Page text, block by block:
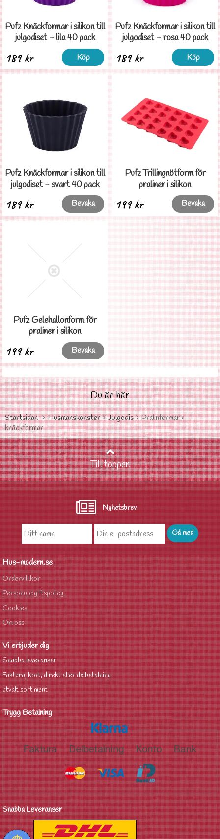
Pufz Knäckformar i silikon till
julgodiset - lila 40 pack
189 kr Köp
Pufz Knäckformar i silikon till
julgodiset - rosa 40 pack
189 kr Köp
Pufz Knäckformar i silikon till
julgodiset - svart 40 pack
189 kr Bevaka
Pufz Trillingnötform för
praliner i silikon
199 kr Bevaka
Pufz Gelehallonform för
praliner i silikon
199 kr Bevaka
Du är här
Startsidan Husmanskonster Julgodis
Pralinformar &
knäckformar
Till toppen
Nyhetsbrev
Hus-modern.se
Ordervilllkor
Personuppgiftspolicy
Cookies
Om oss
Vi erbjuder dig
Snabba leveranser
Faktura, kort, direkt eller delbetalning
utvalt sortiment
Trygg Betalning
Snabba Leveranser